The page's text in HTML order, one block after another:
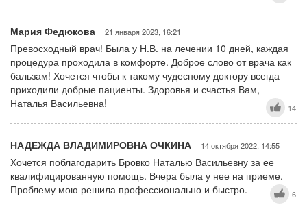
Мария Федюкова 21 января 2023, 16:21
Превосходный врач! Была у Н.В. на лечении 10 дней, каждая
процедура проходила в комфорте. Доброе слово от врача как
бальзам! Хочется чтобы к такому чудесному доктору всегда
приходили добрые пациенты. Здоровья и счастья Вам,
Наталья Васильевна!
14
НАДЕЖДА ВЛАДИМИРОВНА ОЧКИНА 14 октября 2022, 14:55
Хочется поблагодарить Бровко Наталью Васильевну за ее
квалифицированную помощь. Вчера была у нее на приеме.
Проблему мою решила профессионально и быстро.
6